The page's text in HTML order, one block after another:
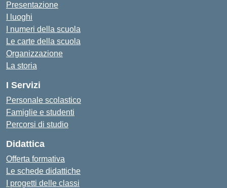
Presentazione
I luoghi
I numeri della scuola
Le carte della scuola
Organizzazione
La storia
I Servizi
Personale scolastico
Famiglie e studenti
Percorsi di studio
Didattica
Offerta formativa
Le schede didattiche
I progetti delle classi